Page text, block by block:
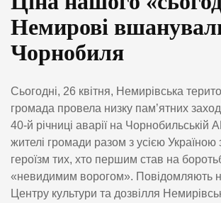
Немирові
Чорнобиля
Сьогодні, 26 квітня, Немирівська
громада провела низку пам’ятних
40-й річниці аварії на
жителі громади разом з усією Україною
героїзм тих, хто першим став на
«невидимим ворогом». Повідомляють
Центру культури та дозвілля